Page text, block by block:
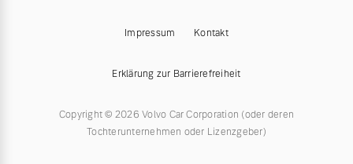
Impressum Kontakt
Erklärung zur Barrierefreiheit
Copyright © 2026 Volvo Car Corporation (oder deren
Tochterunternehmen oder Lizenzgeber)